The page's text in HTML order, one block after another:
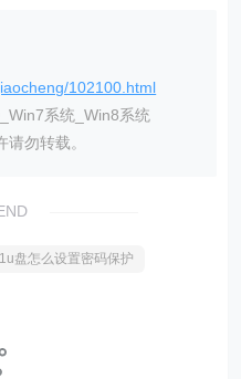
102100.html
系统_Win8系统
勿转载。
盘怎么设置密码保护